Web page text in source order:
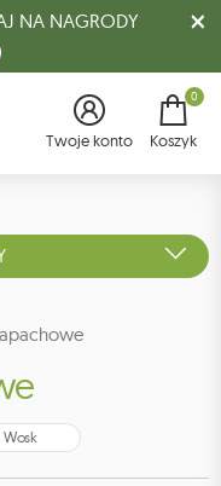
NA NAGRODY
Twoje konto
0
Koszyk
Wosk